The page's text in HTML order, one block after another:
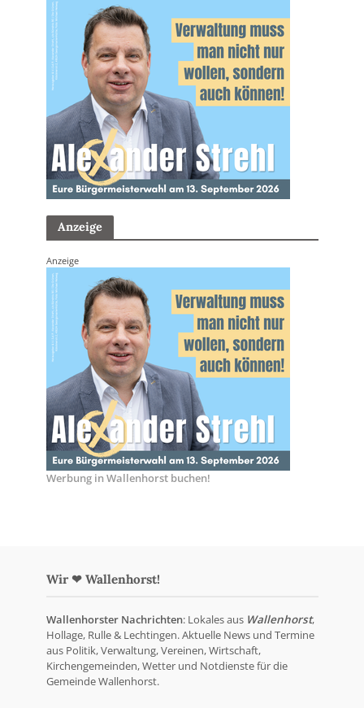
Anzeige
Anzeige
Werbung in Wallenhorst buchen!
Wir ❤ Wallenhorst!
Wallenhorster Nachrichten: Lokales aus Wallenhorst,
Hollage, Rulle & Lechtingen. Aktuelle News und Termine
aus Politik, Verwaltung, Vereinen, Wirtschaft,
Kirchengemeinden, Wetter und Notdienste für die
Gemeinde Wallenhorst.